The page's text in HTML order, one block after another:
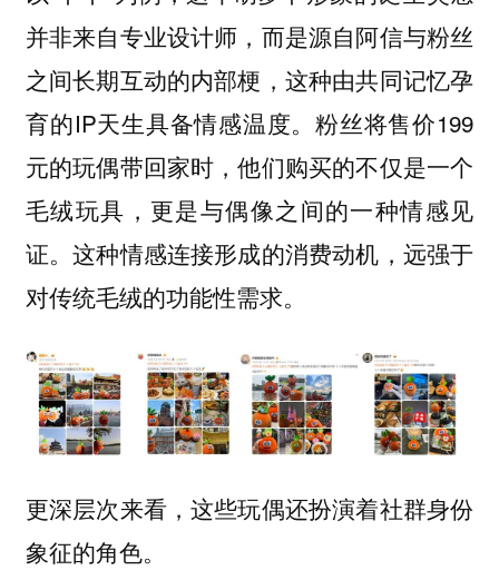
并非来自专业设计师，而是源自阿信与粉丝
之间长期互动的内部梗，这种由共同记忆孕
育的IP天生具备情感温度。粉丝将售价199
元的玩偶带回家时，他们购买的不仅是一个
毛绒玩具，更是与偶像之间的一种情感见
证。这种情感连接形成的消费动机，远强于
对传统毛绒的功能性需求。
更深层次来看，这些玩偶还扮演着社群身份
象征的角色。